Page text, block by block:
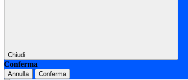
Chiudi
Conferma
Annulla Conferma